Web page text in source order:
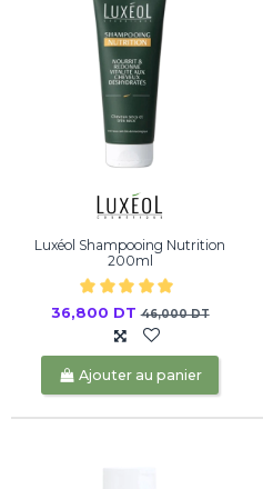
Luxéol Shampooing Nutrition
200ml
36,800 DT46,000 DT
Ajouter au panier